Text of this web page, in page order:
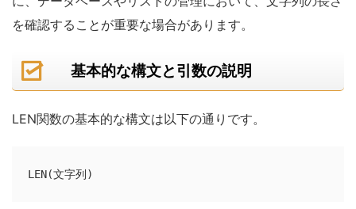
を確認することが重要な場合があります。
基本的な構文と引数の説明
LEN関数の基本的な構文は以下の通りです。
LEN(文字列)